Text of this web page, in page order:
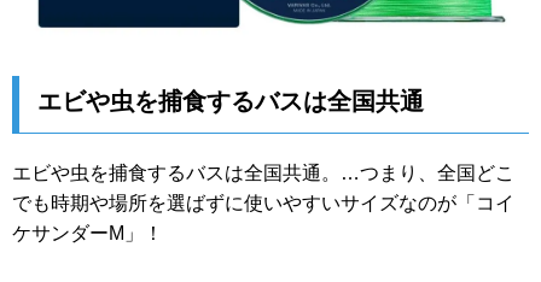
エビや虫を捕食するバスは全国共通
エビや虫を捕食するバスは全国共通。…つまり、全国どこ
でも時期や場所を選ばずに使いやすいサイズなのが「コイ
ケサンダーM」！